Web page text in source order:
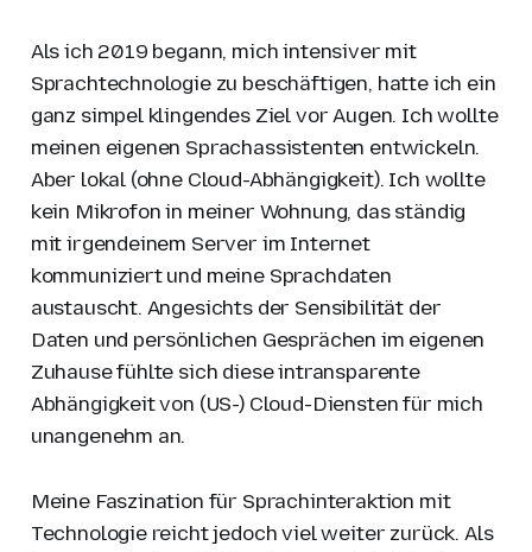
Als ich 2019 begann, mich intensiver mit
Sprachtechnologie zu beschäftigen, hatte ich ein
ganz simpel klingendes Ziel vor Augen. Ich wollte
meinen eigenen Sprachassistenten entwickeln.
Aber lokal (ohne Cloud-Abhängigkeit). Ich wollte
kein Mikrofon in meiner Wohnung, das ständig
mit irgendeinem Server im Internet
kommuniziert und meine Sprachdaten
austauscht. Angesichts der Sensibilität der
Daten und persönlichen Gesprächen im eigenen
Zuhause fühlte sich diese intransparente
Abhängigkeit von (US-) Cloud-Diensten für mich
unangenehm an.
Meine Faszination für Sprachinteraktion mit
Technologie reicht jedoch viel weiter zurück. Als